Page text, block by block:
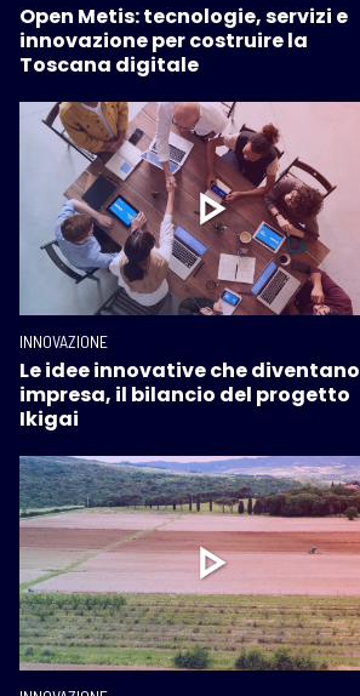
Open Metis: tecnologie, servizi e
innovazione per costruire la
Toscana digitale
INNOVAZIONE
Le idee innovative che diventano
impresa, il bilancio del progetto
Ikigai